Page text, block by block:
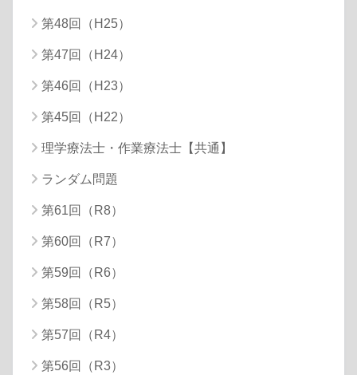
第48回（H25）
第47回（H24）
第46回（H23）
第45回（H22）
理学療法士・作業療法士【共通】
ランダム問題
第61回（R8）
第60回（R7）
第59回（R6）
第58回（R5）
第57回（R4）
第56回（R3）